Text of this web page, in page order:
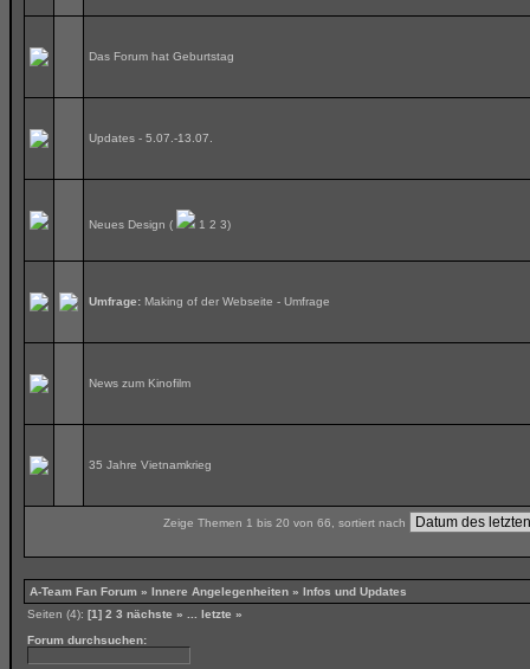
Das Forum hat Geburtstag
Updates - 5.07.-13.07.
Neues Design ( 1 2 3)
Umfrage: Making of der Webseite - Umfrage
News zum Kinofilm
35 Jahre Vietnamkrieg
Zeige Themen 1 bis 20 von 66, sortiert nach
A-Team Fan Forum » Innere Angelegenheiten » Infos und Updates
Seiten (4): [1] 2 3 nächste »
letzte »
Forum durchsuchen: